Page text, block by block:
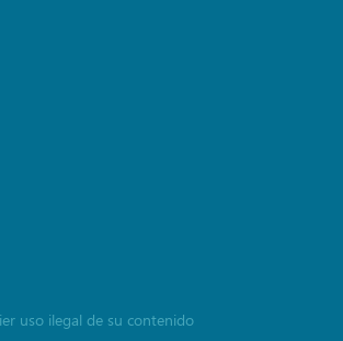
uso ilegal de su contenido